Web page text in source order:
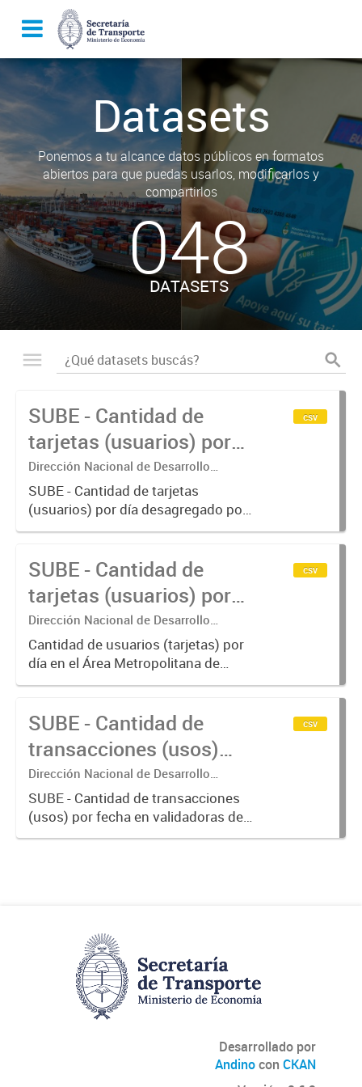
Datasets
Ponemos a tu alcance datos públicos en formatos
abiertos para que puedas usarlos, modificarlos y
compartirlos
048
DATASETS
SUBE - Cantidad de
tarjetas (usuarios) por
día.
Dirección Nacional de Desarrollo
Tecnológico - Ministerio de Transporte.
SUBE - Cantidad de tarjetas
(usuarios) por día desagregado por
modo de transporte.
csv
SUBE - Cantidad de
tarjetas (usuarios) por
día en AMBA.
Dirección Nacional de Desarrollo
Tecnológico - Ministerio de Transporte.
Cantidad de usuarios (tarjetas) por
día en el Área Metropolitana de
Buenos Aires desagregado por
csv
SUBE - Cantidad de
transacciones (usos)
por fecha
Dirección Nacional de Desarrollo
Tecnológico - Ministerio de Transporte.
SUBE - Cantidad de transacciones
(usos) por fecha en validadoras de
la red SUBE.
csv
Desarrollado por
Andinocon CKAN